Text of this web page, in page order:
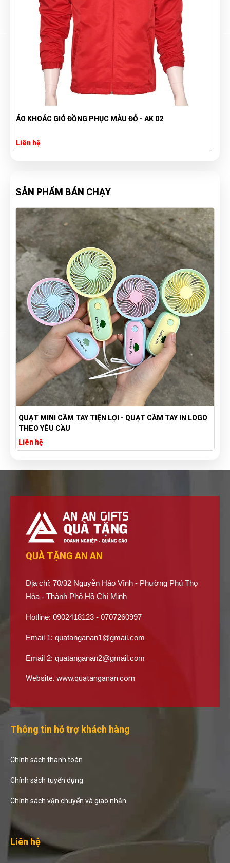
HỘP ĐỰNG NAME CARD DA - VNC 09
Liên hệ
SẢN PHẨM BÁN CHẠY
TÚI VẢI BỐ CANVAS IN LOGO THEO YÊU CẦU GIÁ RẺ -
XƯỞNG SẢN XUẤT TÚI VẢI CANVAS
Liên hệ
QUÀ TẶNG AN AN
Địa chỉ: 70/32 Nguyễn Háo Vĩnh - Phường Phú Thọ
Hòa - Thành Phố Hồ Chí Minh
Hotline: 0902418123 - 0707260997
Email 1: quatanganan1@gmail.com
Email 2: quatanganan2@gmail.com
Website: www.quatanganan.com
Thông tin hỗ trợ khách hàng
Chính sách thanh toán
Chính sách tuyển dụng
Chính sách vận chuyển và giao nhận
Liên hệ